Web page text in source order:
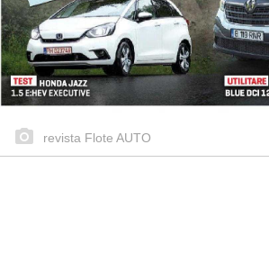
revista Flote AUTO